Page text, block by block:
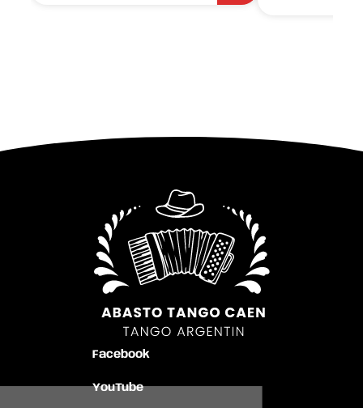
Facebook
YouTube